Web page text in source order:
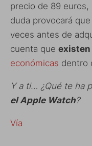
precio de 89
duda provocará
veces antes de
cuenta que existen
económicas dentro
Y a ti… ¿Qué te ha
el Apple Watch?
Vía